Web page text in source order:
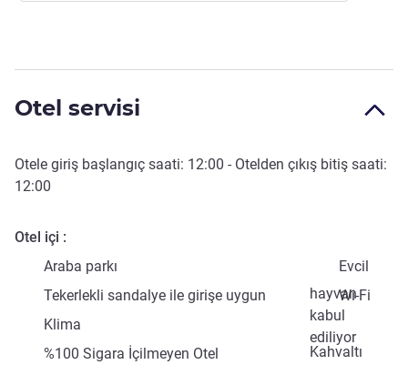
Otel servisi
Otele giriş başlangıç saati: 12:00 - Otelden çıkış bitiş saati:
12:00
Otel içi
Araba parkı
Evcil
hayvan
kabul
ediliyor
Tekerlekli sandalye ile girişe uygun
Wi-Fi
Klima
Kahvaltı
%100 Sigara İçilmeyen Otel